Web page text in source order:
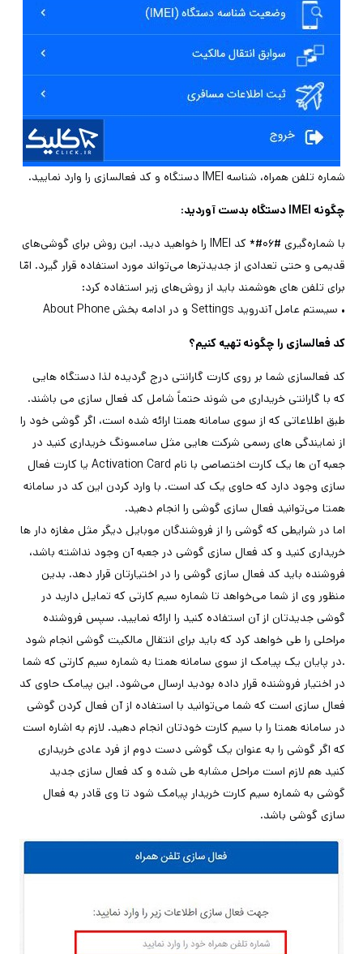
شماره تلفن همراه، شناسه IMEI دستگاه و کد فعالسازی را وارد نمایید.
چگونه IMEI دستگاه بدست آوردید:
با شماره‌گیری #۰۶#* کد IMEI را خواهید دید. این روش برای گوشی‌های
قدیمی و حتی تعدادی از جدیدترها می‌تواند مورد استفاده قرار گیرد. امّا
برای تلفن های هوشمند‌ باید از روش‌های زیر استفاده کرد:
• سیستم عامل آندروید Settings و در ادامه بخش About Phone
کد فعالسازی را چگونه تهیه کنیم؟
کد فعالسازی شما بر روی کارت گارانتی درج گردیده لذا دستگاه هایی
که با گارانتی خریداری می شوند حتماً شامل کد فعال سازی می باشند.
طبق اطلاعاتی که از سوی سامانه همتا ارائه شده است، اگر گوشی خود را
از نمایندگی های رسمی شرکت هایی مثل سامسونگ خریداری کنید در
جعبه آن ها یک کارت اختصاصی با نام Activation Card یا کارت فعال
سازی وجود دارد که حاوی یک کد است. با وارد کردن این کد در سامانه
همتا می‌توانید فعال سازی گوشی را انجام دهید.
اما در شرایطی که گوشی را از فروشندگان موبایل دیگر مثل مغازه دار ها
خریداری کنید و کد فعال سازی گوشی در جعبه آن وجود نداشته باشد،
فروشنده باید کد فعال سازی گوشی را در اختیارتان قرار دهد. بدین
منظور وی از شما می‌خواهد تا شماره سیم کارتی که تمایل دارید در
گوشی جدیدتان از آن استفاده کنید را ارائه نمایید. سپس فروشنده
مراحلی را طی خواهد کرد که باید برای انتقال مالکیت گوشی انجام شود
.در پایان یک پیامک از سوی سامانه همتا به شماره سیم کارتی که شما
در اختیار فروشنده قرار داده بودید ارسال می‌شود. این پیامک حاوی کد
فعال سازی است که شما می‌توانید با استفاده از آن فعال کردن گوشی
در سامانه همتا را با سیم کارت خودتان انجام دهید. لازم به اشاره است
که اگر گوشی را به عنوان یک گوشی دست دوم از فرد عادی خریداری
کنید هم لازم است مراحل مشابه طی شده و کد فعال سازی جدید
گوشی به شماره سیم کارت خریدار پیامک شود تا وی قادر به فعال
سازی گوشی باشد.